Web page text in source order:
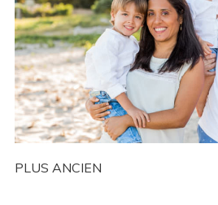
Enfant – Agnès –
Réunion
PLUS ANCIEN